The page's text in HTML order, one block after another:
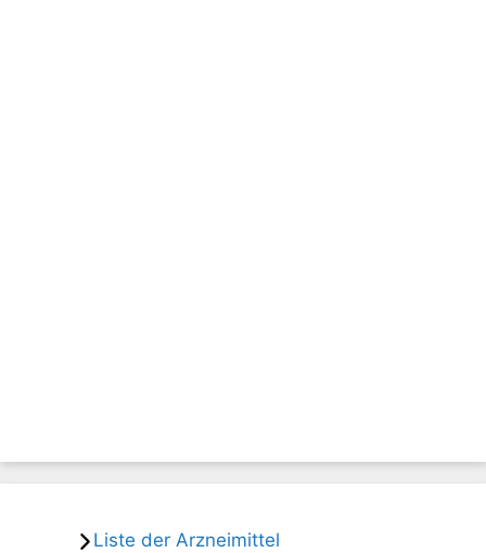
Liste der Arzneimittel